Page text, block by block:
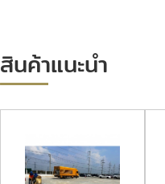
สินค้าแนะนำ